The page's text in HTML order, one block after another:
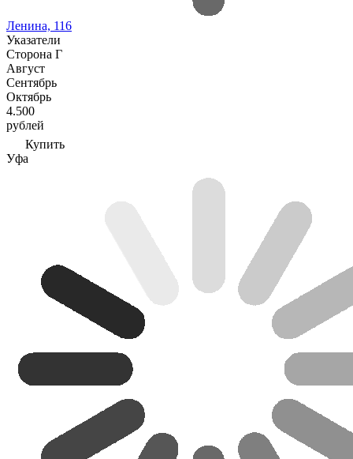
Ленина, 116
Указатели
Сторона Г
Август
Сентябрь
Октябрь
4.500
рублей
Купить
Уфа